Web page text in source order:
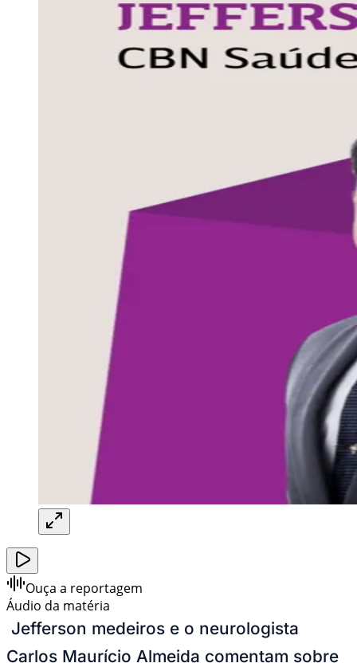
Ouça a reportagem
Áudio da matéria
Jefferson medeiros e o neurologista
Carlos Maurício Almeida comentam sobre